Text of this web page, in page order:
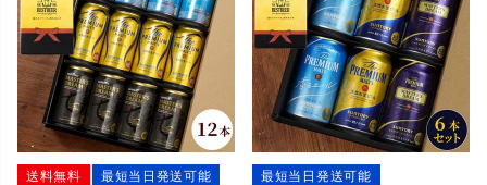
送料無料 最短当日発送可能 最短当日発送可能